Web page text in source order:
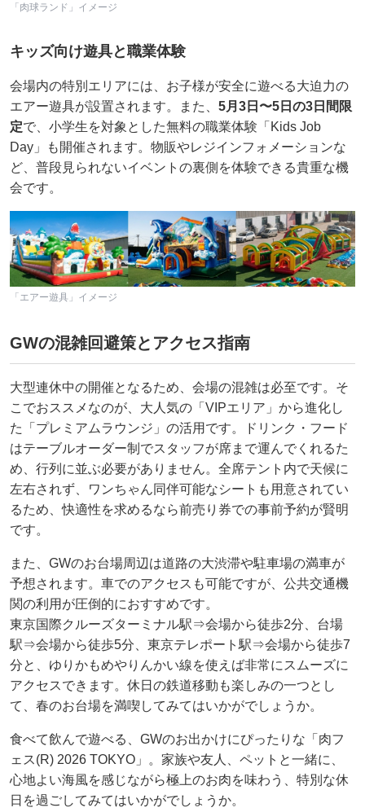
「肉球ランド」イメージ
キッズ向け遊具と職業体験
会場内の特別エリアには、お子様が安全に遊べる大迫力の
エアー遊具が設置されます。また、 5月3日〜5日の3日間限
定で、小学生を対象とした無料の職業体験「Kids Job
Day」も開催されます。物販やレジインフォメーションな
ど、普段見られないイベントの裏側を体験できる貴重な機
会です。
「エアー遊具」イメージ
GWの混雑回避策とアクセス指南
大型連休中の開催となるため、会場の混雑は必至です。そ
こでおススメなのが、大人気の「VIPエリア」から進化し
た「プレミアムラウンジ」の活用です。ドリンク・フード
はテーブルオーダー制でスタッフが席まで運んでくれるた
め、行列に並ぶ必要がありません。全席テント内で天候に
左右されず、ワンちゃん同伴可能なシートも用意されてい
るため、快適性を求めるなら前売り券での事前予約が賢明
です。
また、GWのお台場周辺は道路の大渋滞や駐車場の満車が
予想されます。車でのアクセスも可能ですが、公共交通機
関の利用が圧倒的におすすめです。
東京国際クルーズターミナル駅⇒会場から徒歩2分、台場
駅⇒会場から徒歩5分、東京テレポート駅⇒会場から徒歩7
分と、ゆりかもめやりんかい線を使えば非常にスムーズに
アクセスできます。休日の鉄道移動も楽しみの一つとし
て、春のお台場を満喫してみてはいかがでしょうか。
食べて飲んで遊べる、GWのお出かけにぴったりな「肉フ
ェス(R) 2026 TOKYO」。家族や友人、ペットと一緒に、
心地よい海風を感じながら極上のお肉を味わう、特別な休
日を過ごしてみてはいかがでしょうか。